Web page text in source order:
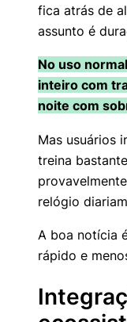
fica atrás de
assunto é
No uso
inteiro com
noite com
Mas usuários
treina
relógio
A boa notícia
rápido e